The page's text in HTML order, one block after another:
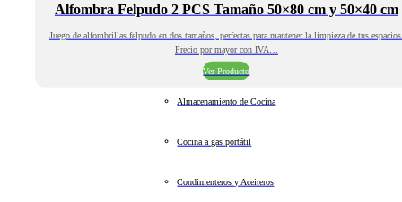
Alfombra Felpudo 2 PCS Tamaño 50×80 cm y 50×40 cm
Juego de alfombrillas felpudo en dos tamaños, perfectas para mantener la limpieza de tus
Precio por mayor con IVA…
Ver Producto
Almacenamiento de Cocina
Cocina a gas portátil
Condimenteros y Aceiteros